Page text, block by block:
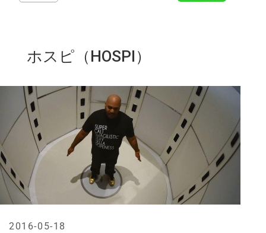
ホスピ（HOSPI）
2016-05-18